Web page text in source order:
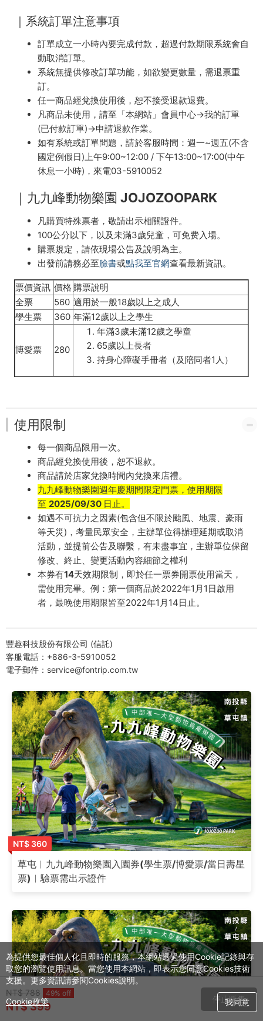
｜系統訂單注意事項
訂單成立一小時內要完成付款，超過付款期限系統會自
動取消訂單。
系統無提供修改訂單功能，如欲變更數量，需退票重
訂。
任一商品經兌換使用後，恕不接受退款退費。
凡商品未使用，請至「本網站」會員中心→我的訂單
(已付款訂單)→申請退款作業。
如有系統或訂單問題，請於客服時間：週一~週五(不含
國定例假日)上午9:00~12:00 / 下午13:00~17:00(中午
休息一小時)，來電03-5910052
｜九九峰動物樂園 JOJOZOOPARK
凡購買特殊票者，敬請出示相關證件。
100公分以下，以及未滿3歲兒童，可免费入場。
購票規定，請依現場公告及說明為主。
出發前請務必至臉書或點我至官網查看最新資訊。
票價資訊 價格 購票說明
全票
560 適用於一般18歲以上之成人
學生票
360 年滿12歲以上之學生
博愛票 280
年滿3歲未滿12歲之學童
65歲以上長者
持身心障礙手冊者（及陪同者1人）
使用限制
每一個商品限用一次。
商品經兌換使用後，恕不退款。
商品請於店家兌換時間內兌換來店禮。
九九峰動物樂園週年慶期間限定門票 ，使用期限
至 2025/09/30 日止。
如遇不可抗力之因素(包含但不限於颱風、地震、豪雨
等天災)，考量民眾安全，主辦單位得辦理延期或取消
活動，並提前公告及聯繫，有未盡事宜，主辦單位保留
修改、終止、變更活動內容細節之權利
本券有14天效期限制 ，即於任一票券開票使用當天，
需使用完畢。例：第一個商品於2022年1月1日啟用
者，最晚使用期限皆至2022年1月14日止。
豐趣科技股份有限公司 (信託)
客服電話：+886-3-5910052
電子郵件：service@fontrip.com.tw
NT$ 360
草屯︱九九峰動物樂園入園券(學生票/博愛票/當日壽星
票)︱驗票需出示證件
NT$ 788 49% off
NT$ 399
停止販售
為提供您最佳個人化且即時的服務，本網站透過使用Cookie記錄與存
取您的瀏覽使用訊息。當您使用本網站，即表示您同意Cookies技術
支援。更多資訊請參閱Cookies說明。
我同意
Cookie政策